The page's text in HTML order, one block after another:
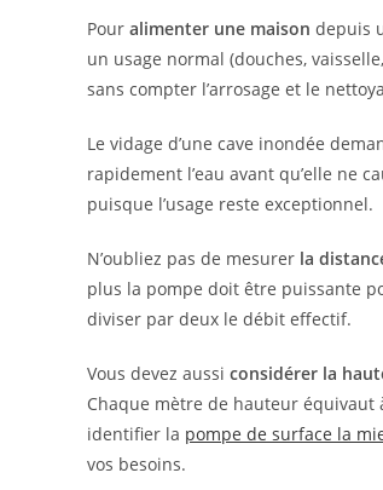
Pour alimenter une maison depuis
un usage normal (douches,
sans compter l’arrosage et le
Le vidage d’une cave inondée
rapidement l’eau avant qu’elle ne
puisque l’usage reste exceptionnel.
N’oubliez pas de mesurer la
plus la pompe doit être puissante
diviser par deux le débit effectif.
Vous devez aussi considérer la
Chaque mètre de hauteur équivaut
identifier la pompe de surface la
vos besoins.